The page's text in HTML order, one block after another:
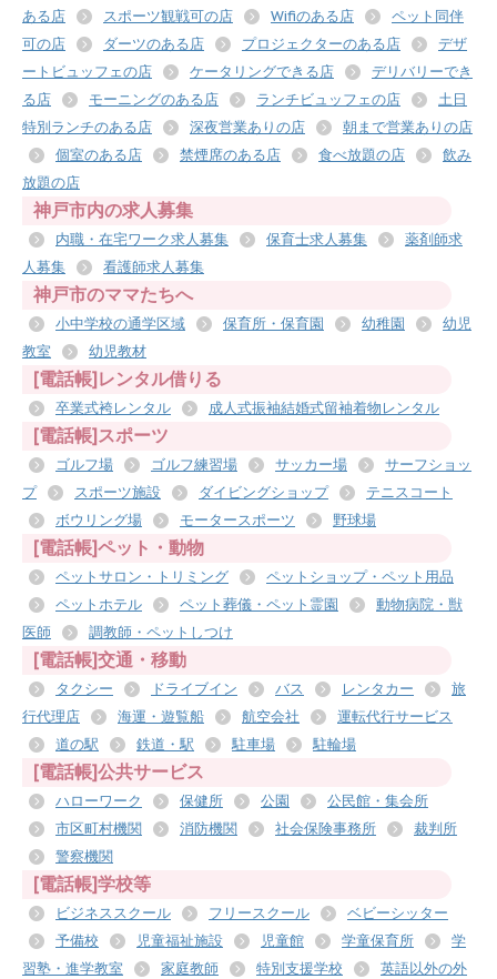
ある店
スポーツ観戦可の店 Wifiのある店
ペット同伴
可の店
ダーツのある店 プロジェクターのある店
デザ
ートビュッフェの店
ケータリングできる店
デリバリーでき
る店
モーニングのある店 ランチビュッフェの店
土日
特別ランチのある店
深夜営業ありの店
朝まで営業ありの店
個室のある店
禁煙席のある店 食べ放題の店
飲み
放題の店
神戸市内の求人募集
内職・在宅ワーク求人募集 保育士求人募集
薬剤師求
人募集
看護師求人募集
神戸市のママたちへ
小中学校の通学区域 保育所・保育園 幼稚園
幼児
教室
幼児教材
[電話帳]レンタル借りる
卒業式袴レンタル 成人式振袖結婚式留袖着物レンタル
[電話帳]スポーツ
ゴルフ場 ゴルフ練習場 サッカー場
サーフショッ
プ
スポーツ施設 ダイビングショップ
テニスコート
ボウリング場
モータースポーツ 野球場
[電話帳]ペット・動物
ペットサロン・トリミング
ペットショップ・ペット用品
ペットホテル
ペット葬儀・ペット霊園
動物病院・獣
医師
調教師・ペットしつけ
[電話帳]交通・移動
タクシー ドライブイン バス レンタカー
旅
行代理店
海運・遊覧船 航空会社
運転代行サービス
道の駅
鉄道・駅 駐車場 駐輪場
[電話帳]公共サービス
ハローワーク 保健所 公園
公民館・集会所
市区町村機関
消防機関 社会保険事務所
裁判所
警察機関
[電話帳]学校等
ビジネススクール フリースクール
ベビーシッター
予備校
児童福祉施設 児童館 学童保育所
学
習塾・進学教室
家庭教師 特別支援学校 英語以外の外